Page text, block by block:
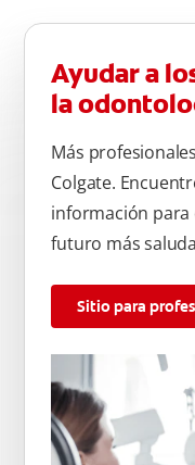
Ayudar a
la
Más
Colgate.
información para
futuro más
Sitio para